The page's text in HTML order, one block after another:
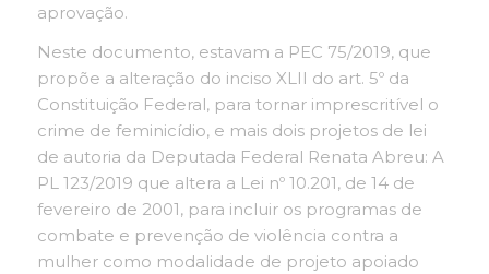
aprovação.
Neste documento, estavam a PEC 75/2019, que
propõe a alteração do inciso XLII do art. 5º da
Constituição Federal, para tornar imprescritível o
crime de feminicídio, e mais dois projetos de lei
de autoria da Deputada Federal Renata Abreu: A
PL 123/2019 que altera a Lei nº 10.201, de 14 de
fevereiro de 2001, para incluir os programas de
combate e prevenção de violência contra a
mulher como modalidade de projeto apoiado